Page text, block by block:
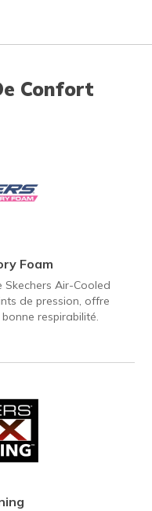
Confort
Foam
Skechers Air-Cooled
de pression, offre
respirabilité.